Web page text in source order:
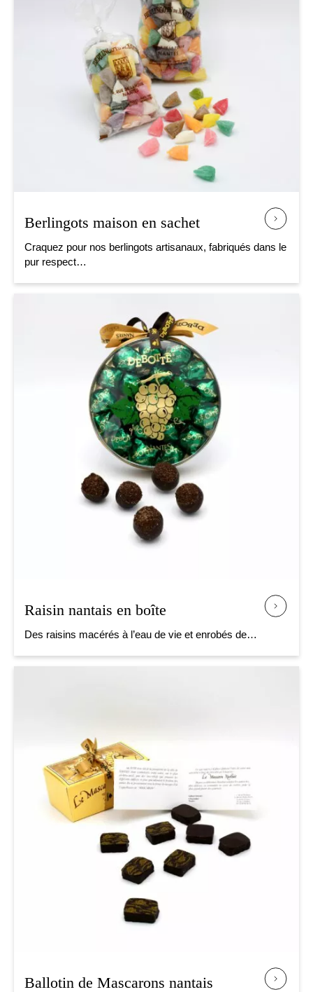
Berlingots maison en sachet
Craquez pour nos berlingots artisanaux, fabriqués dans le
pur respect…
Raisin nantais en boîte
Des raisins macérés à l’eau de vie et enrobés de…
Ballotin de Mascarons nantais